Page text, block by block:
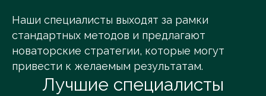
Наши специалисты выходят за рамки
стандартных методов и предлагают
новаторские стратегии, которые могут
привести к желаемым результатам.
Лучшие специалисты